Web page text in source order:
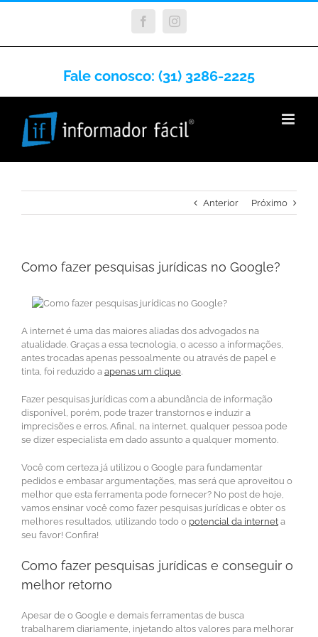
FacebookInstagram
Fale conosco: (31) 3286-2225
Anterior Próximo
Como fazer pesquisas jurídicas no Google?
A internet é uma das maiores aliadas dos advogados na
atualidade. Graças a essa tecnologia, o acesso a informações,
antes trocadas apenas pessoalmente ou através de papel e
tinta, foi reduzido a apenas um clique.
Fazer pesquisas jurídicas com a abundância de informação
disponível, porém, pode trazer transtornos e induzir a
imprecisões e erros. Afinal, na internet, qualquer pessoa pode
se dizer especialista em dado assunto a qualquer momento.
Você com certeza já utilizou o Google para fundamentar
pedidos e embasar argumentações, mas será que aproveitou o
melhor que esta ferramenta pode fornecer? No post de hoje,
vamos ensinar você como fazer pesquisas jurídicas e obter os
melhores resultados, utilizando todo o potencial da internet a
seu favor! Confira!
Como fazer pesquisas jurídicas e conseguir o
melhor retorno
Apesar de o Google e demais ferramentas de busca
trabalharem diariamente, injetando altos valores para melhorar